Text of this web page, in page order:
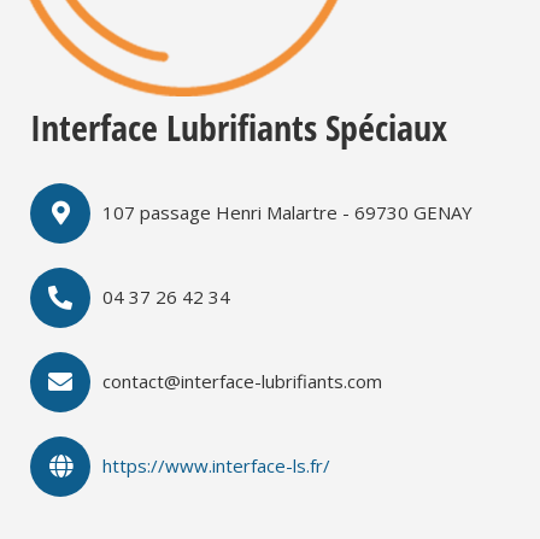
Interface Lubrifiants Spéciaux
107 passage Henri Malartre - 69730 GENAY
04 37 26 42 34
contact@interface-lubrifiants.com
https://www.interface-ls.fr/